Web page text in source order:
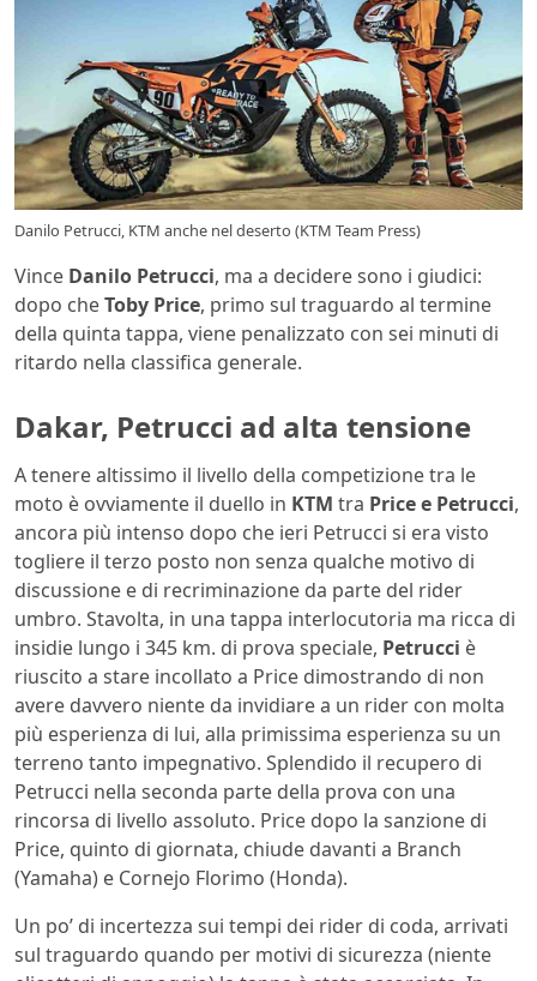
Danilo Petrucci, KTM anche nel deserto (KTM Team Press)
Vince Danilo Petrucci, ma a decidere sono i giudici:
dopo cheToby Price, primo sul traguardo al termine
della quinta tappa, viene penalizzato con sei minuti di
ritardo nella classifica generale.
Dakar, Petrucci ad alta tensione
A tenere altissimo il livello della competizione tra le
moto è ovviamente il duello in KTM tra Price e Petrucci,
ancora più intenso dopo che ieri Petrucci si era visto
togliere il terzo posto non senza qualche motivo di
discussione e di recriminazione da parte del rider
umbro. Stavolta, in una tappa interlocutoria ma ricca di
insidie lungo i 345 km. di prova speciale, Petrucci è
riuscito a stare incollato a Price dimostrando di non
avere davvero niente da invidiare a un rider con molta
più esperienza di lui, alla primissima esperienza su un
terreno tanto impegnativo. Splendido il recupero di
Petrucci nella seconda parte della prova con una
rincorsa di livello assoluto. Price dopo la sanzione di
Price, quinto di giornata, chiude davanti a Branch
(Yamaha) e Cornejo Florimo (Honda).
Un po’ di incertezza sui tempi dei rider di coda, arrivati
sul traguardo quando per motivi di sicurezza (niente